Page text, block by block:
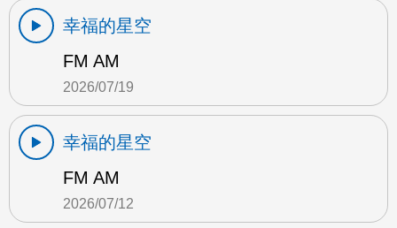
幸福的星空
FM AM
2026/07/19
幸福的星空
FM AM
2026/07/12